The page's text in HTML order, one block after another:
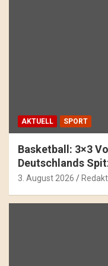
AKTUELL SPORT
Basketball: 3×3
Deutschlands
3. August 2026